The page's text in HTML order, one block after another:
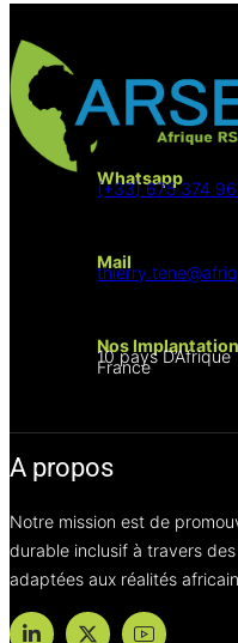
Whatsapp
(+33) 675 374
Mail
Nos
10 pays D’Afrique
France
A propos
Notre mission est de
durable inclusif à travers
adaptées aux réalités